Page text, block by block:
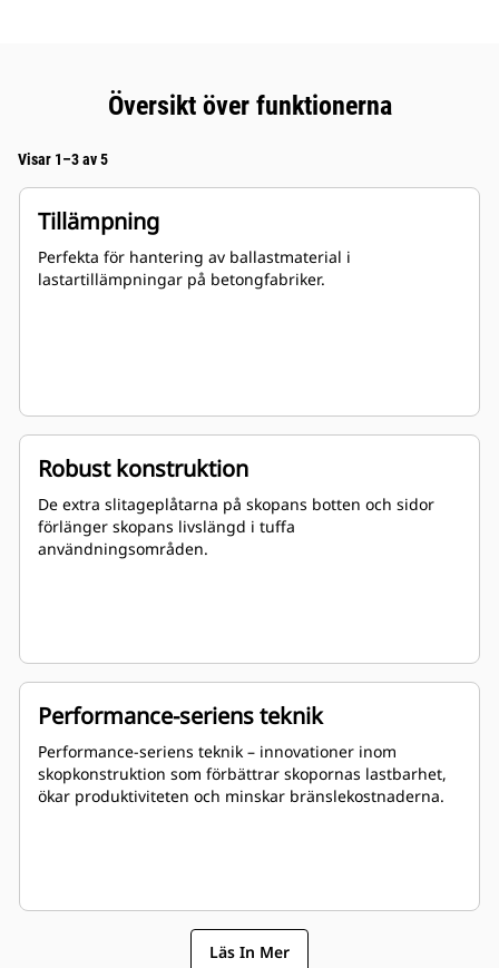
Översikt över funktionerna
Visar 1–3 av 5
Tillämpning
Perfekta för hantering av ballastmaterial i
lastartillämpningar på betongfabriker.
Robust konstruktion
De extra slitageplåtarna på skopans botten och sidor
förlänger skopans livslängd i tuffa
användningsområden.
Performance-seriens teknik
Performance-seriens teknik – innovationer inom
skopkonstruktion som förbättrar skopornas lastbarhet,
ökar produktiviteten och minskar bränslekostnaderna.
Läs In Mer